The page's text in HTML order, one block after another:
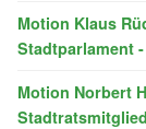
Motion Klaus
Stadtparlament
Motion Norbert